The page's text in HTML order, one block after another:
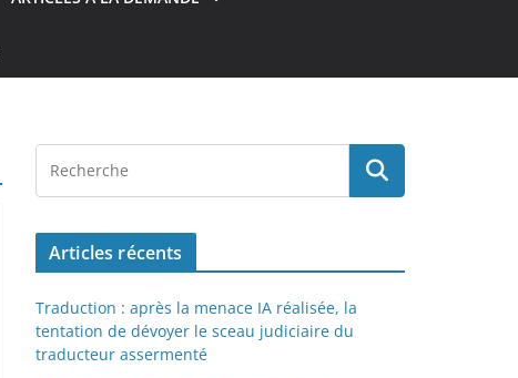
Articles récents
Traduction : après la menace IA réalisée, la
tentation de dévoyer le sceau judiciaire du
traducteur assermenté